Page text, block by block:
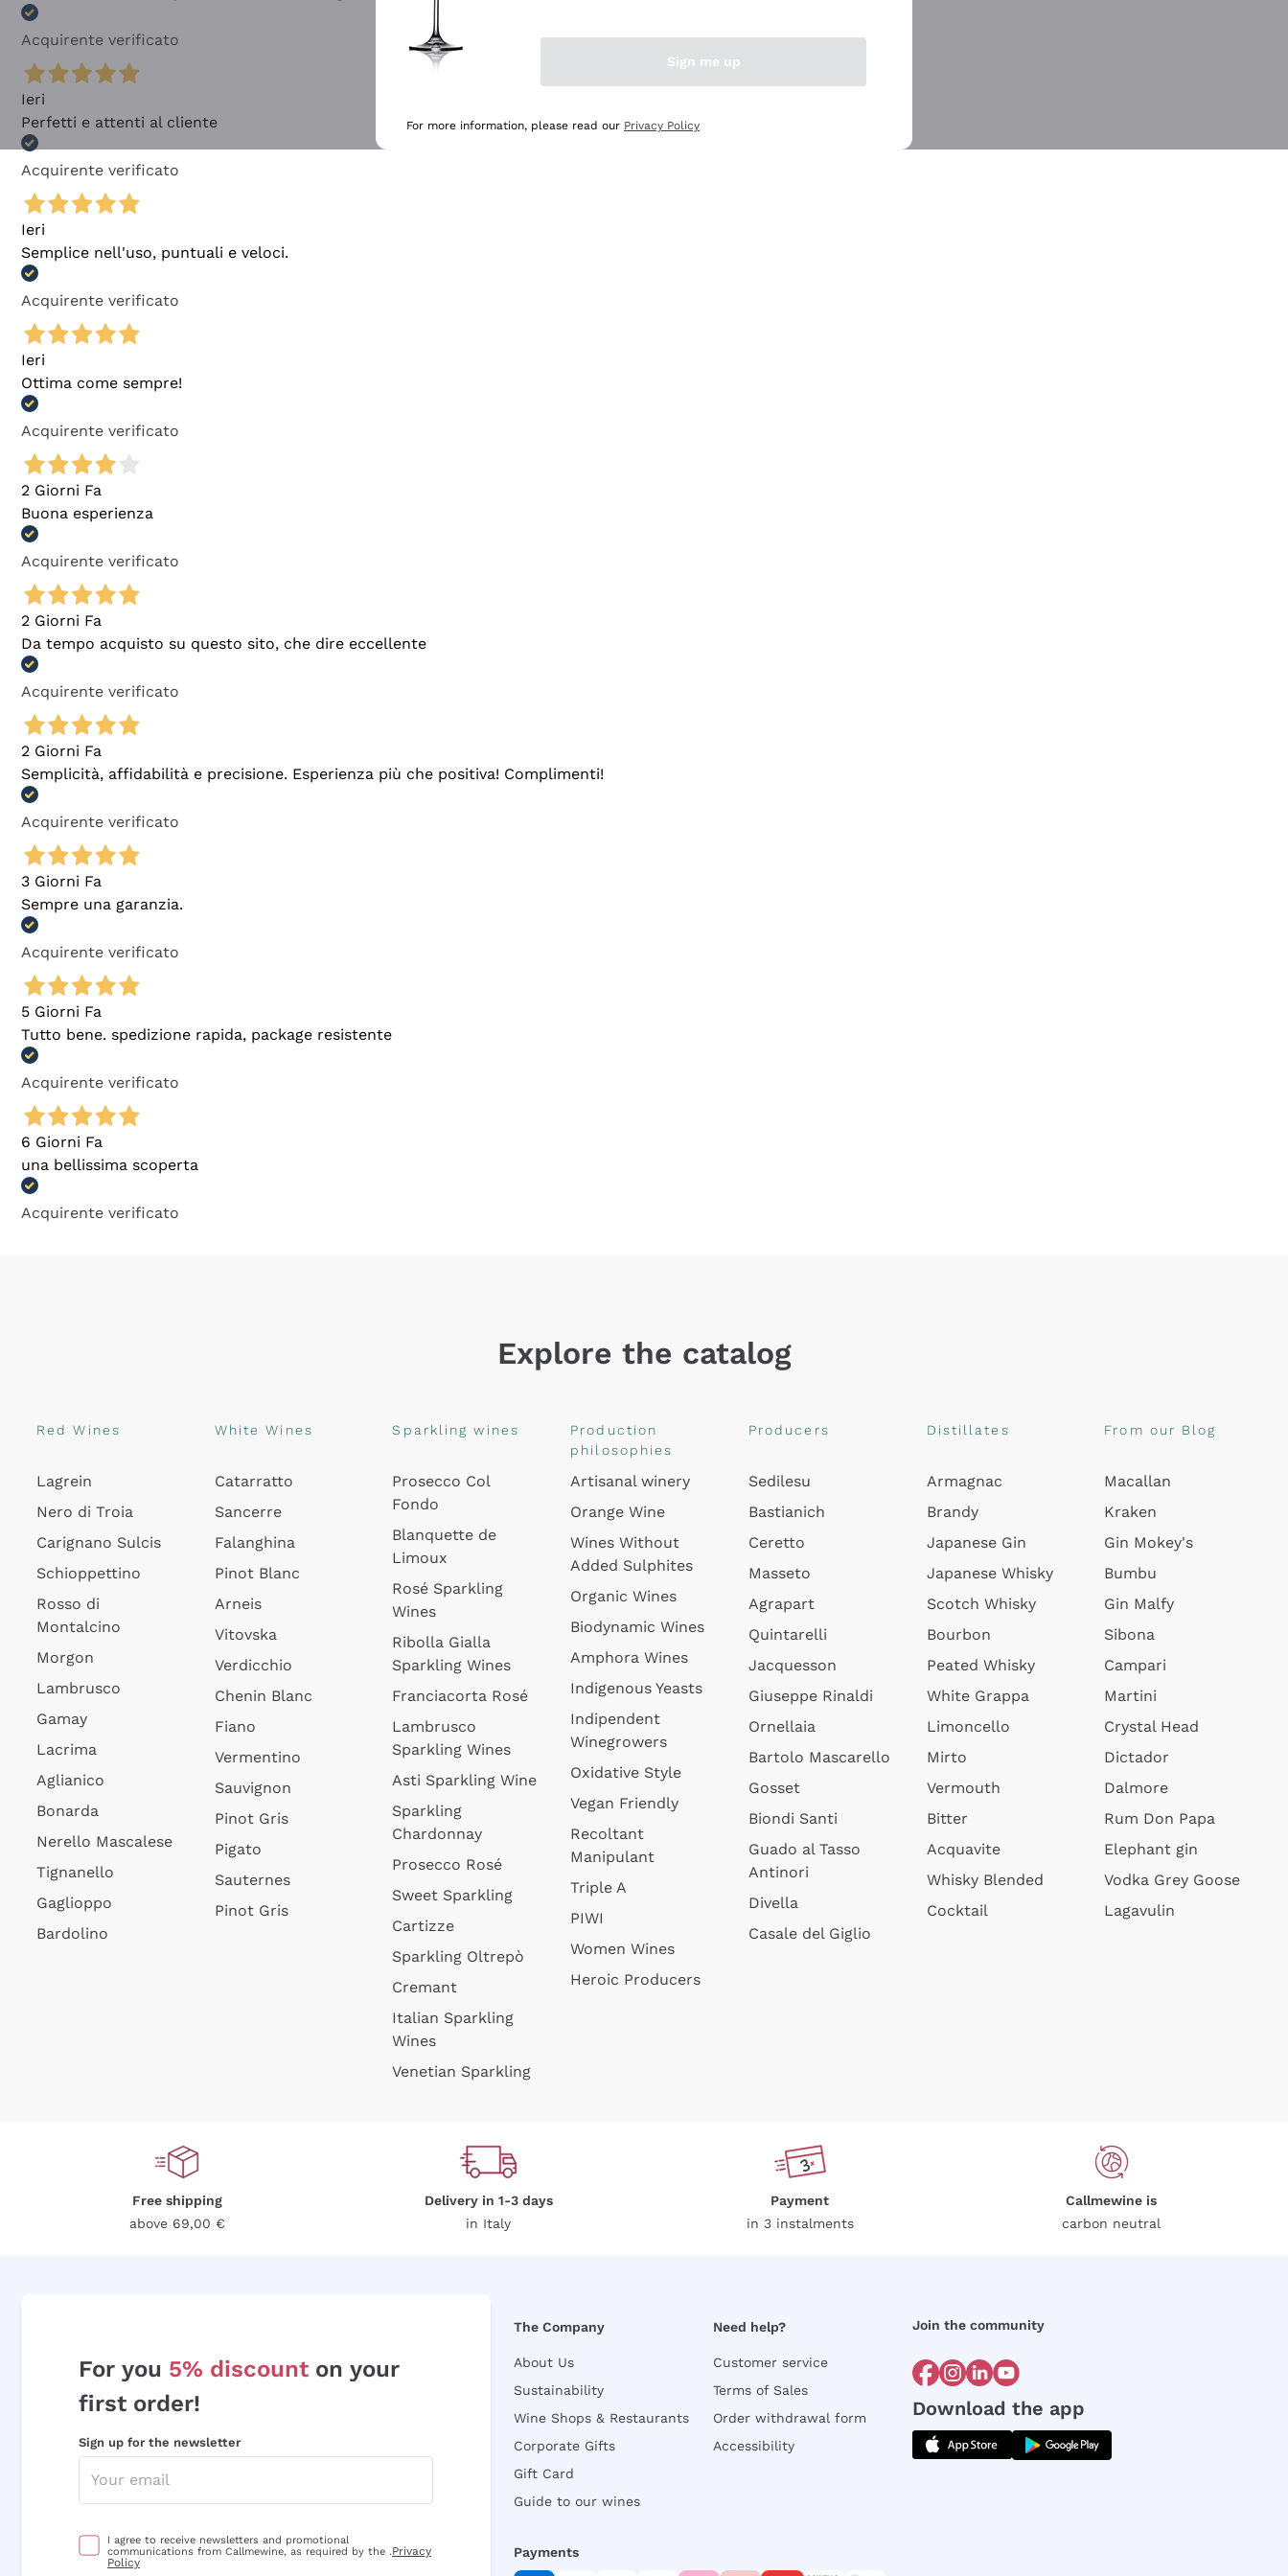
Acquirente verificato
Ieri
Perfetti e attenti al cliente
Acquirente verificato
Ieri
Semplice nell'uso, puntuali e veloci.
Acquirente verificato
Ieri
Ottima come sempre!
Acquirente verificato
2 Giorni Fa
Buona esperienza
Acquirente verificato
2 Giorni Fa
Da tempo acquisto su questo sito, che dire eccellente
Acquirente verificato
2 Giorni Fa
Semplicità, affidabilità e precisione. Esperienza più che positiva! Complimenti!
Acquirente verificato
3 Giorni Fa
Sempre una garanzia.
Acquirente verificato
5 Giorni Fa
Tutto bene. spedizione rapida, package resistente
Acquirente verificato
6 Giorni Fa
una bellissima scoperta
Acquirente verificato
Explore the catalog
Red Wines
Lagrein
Nero di Troia
Carignano Sulcis
Schioppettino
Rosso di
Montalcino
Morgon
Lambrusco
Gamay
Lacrima
Aglianico
Bonarda
Nerello Mascalese
Tignanello
Gaglioppo
Bardolino
White Wines
Catarratto
Sancerre
Falanghina
Pinot Blanc
Arneis
Vitovska
Verdicchio
Chenin Blanc
Fiano
Vermentino
Sauvignon
Pinot Gris
Pigato
Sauternes
Pinot Gris
Sparkling wines
Prosecco Col
Fondo
Blanquette de
Limoux
Rosé Sparkling
Wines
Ribolla Gialla
Sparkling Wines
Franciacorta Rosé
Lambrusco
Sparkling Wines
Asti Sparkling Wine
Sparkling
Chardonnay
Prosecco Rosé
Sweet Sparkling
Cartizze
Sparkling Oltrepò
Cremant
Italian Sparkling
Wines
Venetian Sparkling
Production
philosophies
Artisanal winery
Orange Wine
Wines Without
Added Sulphites
Organic Wines
Biodynamic Wines
Amphora Wines
Indigenous Yeasts
Indipendent
Winegrowers
Oxidative Style
Vegan Friendly
Recoltant
Manipulant
Triple A
PIWI
Women Wines
Heroic Producers
Producers
Sedilesu
Bastianich
Ceretto
Masseto
Agrapart
Quintarelli
Jacquesson
Giuseppe Rinaldi
Ornellaia
Bartolo Mascarello
Gosset
Biondi Santi
Guado al Tasso
Antinori
Divella
Casale del Giglio
Distillates
Armagnac
Brandy
Japanese Gin
Japanese Whisky
Scotch Whisky
Bourbon
Peated Whisky
White Grappa
Limoncello
Mirto
Vermouth
Bitter
Acquavite
Whisky Blended
Cocktail
From our Blog
Macallan
Kraken
Gin Mokey's
Bumbu
Gin Malfy
Sibona
Campari
Martini
Crystal Head
Dictador
Dalmore
Rum Don Papa
Elephant gin
Vodka Grey Goose
Lagavulin
Free shipping
above 69,00 €
Delivery in 1-3 days
in Italy
Payment
in 3 instalments
Callmewine is
carbon neutral
For you 5% discount on your
first order!
Sign up for the newsletter
I agree to receive newsletters and promotional
communications from Callmewine, as required by the .Privacy
Policy
The Company
About Us
Sustainability
Wine Shops & Restaurants
Corporate Gifts
Gift Card
Guide to our wines
Need help?
Customer service
Terms of Sales
Order withdrawal form
Accessibility
Join the community
Download the app
Payments
Sign me up
For more information, please read our Privacy Policy